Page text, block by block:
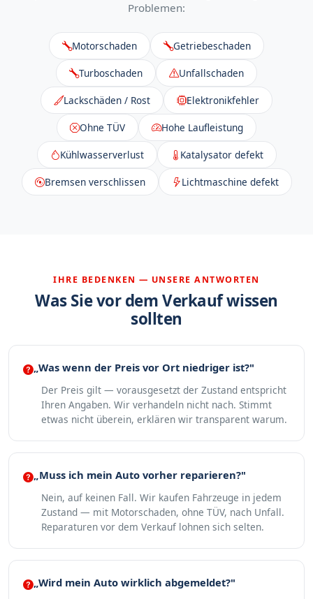
Problemen:
Motorschaden Getriebeschaden
Turboschaden Unfallschaden
Lackschäden / Rost Elektronikfehler
Ohne TÜV Hohe Laufleistung
Kühlwasserverlust Katalysator defekt
Bremsen verschlissen Lichtmaschine defekt
IHRE BEDENKEN — UNSERE ANTWORTEN
Was Sie vor dem Verkauf wissen
sollten
„Was wenn der Preis vor Ort niedriger ist?"
Der Preis gilt — vorausgesetzt der Zustand entspricht
Ihren Angaben. Wir verhandeln nicht nach. Stimmt
etwas nicht überein, erklären wir transparent warum.
„Muss ich mein Auto vorher reparieren?"
Nein, auf keinen Fall. Wir kaufen Fahrzeuge in jedem
Zustand — mit Motorschaden, ohne TÜV, nach Unfall.
Reparaturen vor dem Verkauf lohnen sich selten.
„Wird mein Auto wirklich abgemeldet?"